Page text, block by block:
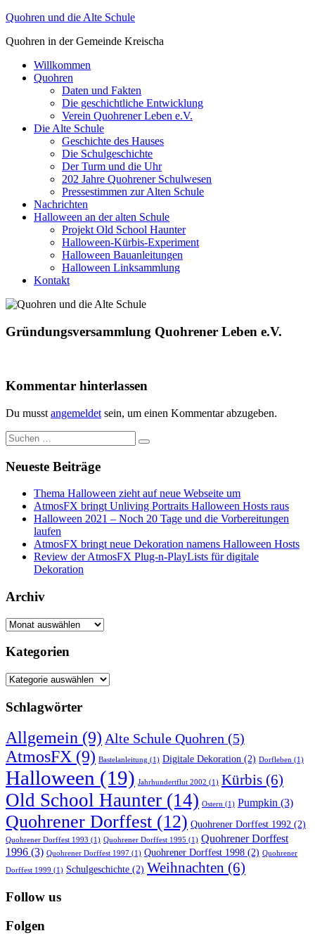
Zum
springen
Quohren und die Alte Schule
Quohren in der Gemeinde Kreischa
Willkommen
Quohren
Daten und Fakten
Die geschichtliche Entwicklung
Verein Quohrener Leben e.V.
Die Alte Schule
Geschichte des Hauses
Die Schulgeschichte
Der Turm und die Uhr
202 Jahre Quohrener Schulwesen
Pressestimmen zur Alten Schule
Nachrichten
Halloween an der alten Schule
Projekt Old School Haunter
Halloween-Kürbis-Experiment
Halloween Bauanleitungen
Halloween Linksammlung
Kontakt
Gründungsversammlung Quohrener Leben e.V.
Kommentar hinterlassen
Du musst angemeldet sein, um einen Kommentar abzugeben.
Suche
nach:
Neueste Beiträge
Thema Halloween zieht auf neue Webseite um
AtmosFX bringt Unliving Portraits Halloween Hosts raus
Halloween 2021 – Noch 20 Tage und die Vorbereitungen
laufen
AtmosFX bringt neue Dekoration namens Halloween Hosts
Review der AtmosFX Plug-n-PlayLists für digitale
Dekoration
Archiv
Archiv
Kategorien
Kategorien
Schlagwörter
Allgemein (9) Alte Schule Quohren (5)
AtmosFX (9) Bastelanleitung (1) Digitale Dekoration (2) Dorfleben (1)
Halloween (19) Jahrhundertflut 2002 (1) Kürbis (6)
Old School Haunter (14) Ostern (1) Pumpkin (3)
Quohrener Dorffest (12) Quohrener Dorffest 1992 (2)
Quohrener Dorffest 1993 (1) Quohrener Dorffest 1995 (1) Quohrener Dorffest
1996 (3) Quohrener Dorffest 1997 (1) Quohrener Dorffest 1998 (2) Quohrener
Dorffest 1999 (1) Schulgeschichte (2) Weihnachten (6)
Follow us
Folgen